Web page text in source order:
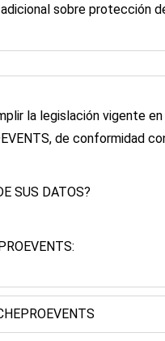
sobre protección
la legislación
de conformidad
SUS DATOS?